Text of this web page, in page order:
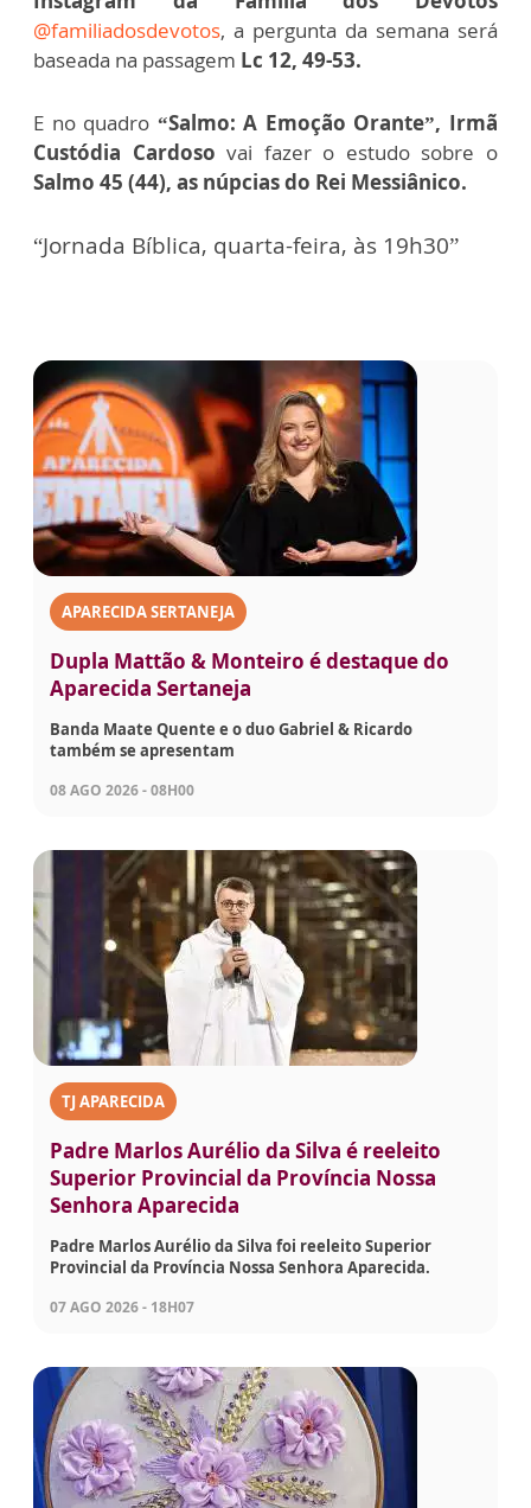
@familiadosdevotos, a pergunta da semana será
baseada na passagem Lc 12, 49-53.
E no quadro “Salmo: A Emoção Orante”, Irmã
Custódia Cardoso vai fazer o estudo sobre o
Salmo 45 (44), as núpcias do Rei Messiânico.
“Jornada Bíblica, quarta-feira, às 19h30”
APARECIDA SERTANEJA
Dupla Mattão & Monteiro é destaque do
Aparecida Sertaneja
Banda Maate Quente e o duo Gabriel & Ricardo
também se apresentam
08 AGO 2026 - 08H00
TJ APARECIDA
Padre Marlos Aurélio da Silva é reeleito
Superior Provincial da Província Nossa
Senhora Aparecida
Padre Marlos Aurélio da Silva foi reeleito Superior
Provincial da Província Nossa Senhora Aparecida.
07 AGO 2026 - 18H07